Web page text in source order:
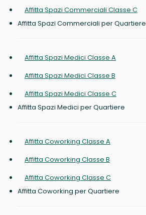
Affitta Spazi Commerciali Classe C
Affitta Spazi Commerciali per Quartiere
Affitta Spazi Medici Classe A
Affitta Spazi Medici Classe B
Affitta Spazi Medici Classe C
Affitta Spazi Medici per Quartiere
Affitta Coworking Classe A
Affitta Coworking Classe B
Affitta Coworking Classe C
Affitta Coworking per Quartiere